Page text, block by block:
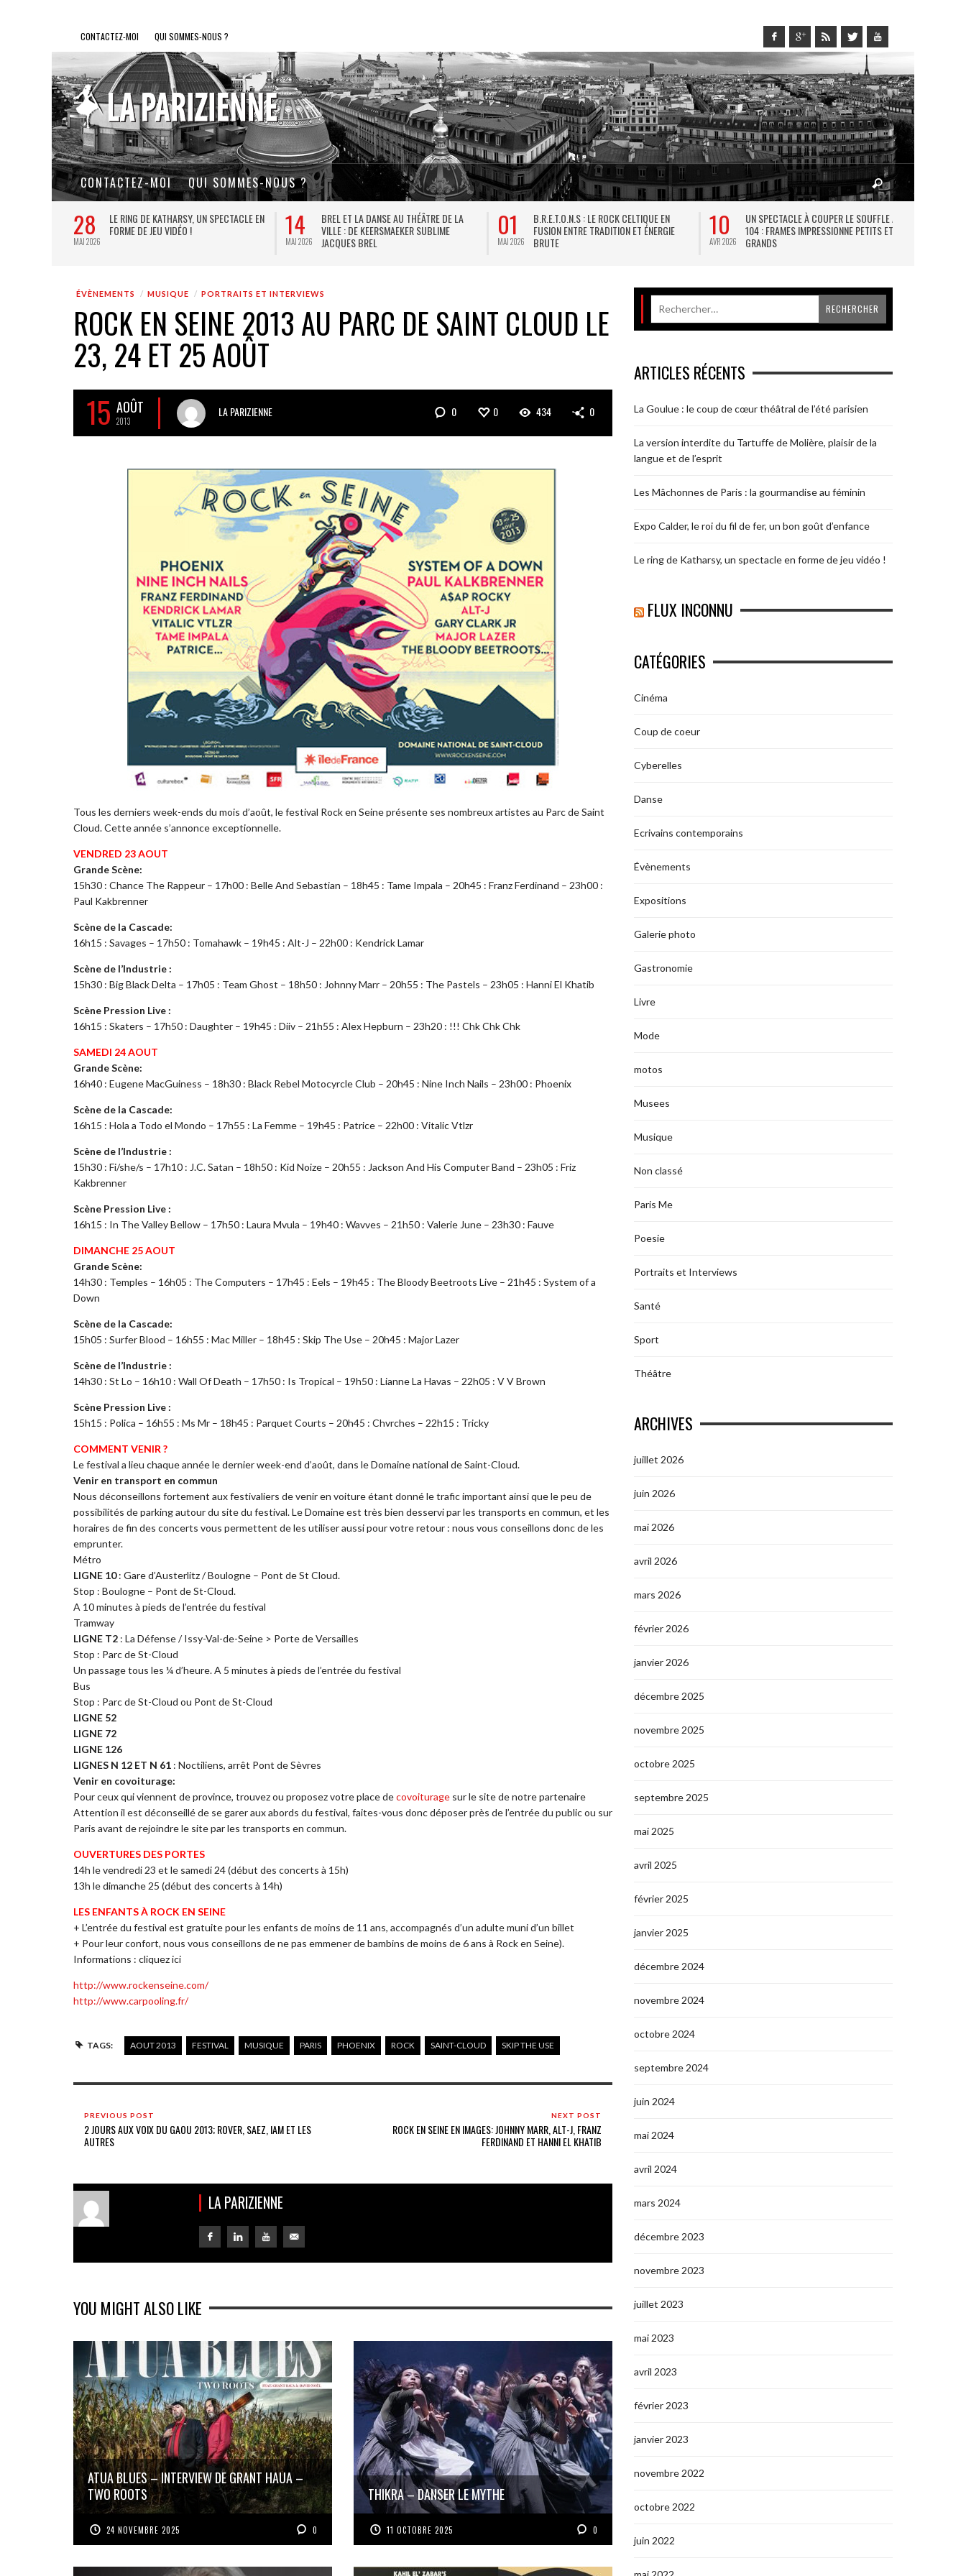
CONTACTEZ-MOI QUI SOMMES-NOUS ?
CONTACTEZ-MOI QUI SOMMES-NOUS ?
28
MAI 2026
LE RING DE KATHARSY, UN SPECTACLE EN
FORME DE JEU VIDÉO !
14
MAI 2026
BREL ET LA DANSE AU THÉÂTRE DE LA
VILLE : DE KEERSMAEKER SUBLIME
JACQUES BREL
01
MAI 2026
B.R.E.T.O.N.S : LE ROCK CELTIQUE EN
FUSION ENTRE TRADITION ET ÉNERGIE
BRUTE
10
AVR 2026
UN SPECTACLE À COUPER LE SOUFFLE AU
104 : FRAMES IMPRESSIONNE PETITS ET
GRANDS
ÉVÈNEMENTS MUSIQUE PORTRAITS ET INTERVIEWS
ROCK EN SEINE 2013 AU PARC DE SAINT CLOUD LE
23, 24 ET 25 AOÛT
15 AOÛT
2013
LA PARIZIENNE 0 0 434 0
Tous les derniers week-ends du mois d’août, le festival Rock en Seine présente ses nombreux artistes au Parc de Saint
Cloud. Cette année s’annonce exceptionnelle.
VENDRED 23 AOUT
Grande Scène:
15h30 : Chance The Rappeur – 17h00 : Belle And Sebastian – 18h45 : Tame Impala – 20h45 : Franz Ferdinand – 23h00 :
Paul Kakbrenner
Scène de la Cascade:
16h15 : Savages – 17h50 : Tomahawk – 19h45 : Alt-J – 22h00 : Kendrick Lamar
Scène de l’Industrie :
15h30 : Big Black Delta – 17h05 : Team Ghost – 18h50 : Johnny Marr – 20h55 : The Pastels – 23h05 : Hanni El Khatib
Scène Pression Live :
16h15 : Skaters – 17h50 : Daughter – 19h45 : Diiv – 21h55 : Alex Hepburn – 23h20 : !!! Chk Chk Chk
SAMEDI 24 AOUT
Grande Scène:
16h40 : Eugene MacGuiness – 18h30 : Black Rebel Motocyrcle Club – 20h45 : Nine Inch Nails – 23h00 : Phoenix
Scène de la Cascade:
16h15 : Hola a Todo el Mondo – 17h55 : La Femme – 19h45 : Patrice – 22h00 : Vitalic Vtlzr
Scène de l’Industrie :
15h30 : Fi/she/s – 17h10 : J.C. Satan – 18h50 : Kid Noize – 20h55 : Jackson And His Computer Band – 23h05 : Friz
Kakbrenner
Scène Pression Live :
16h15 : In The Valley Bellow – 17h50 : Laura Mvula – 19h40 : Wavves – 21h50 : Valerie June – 23h30 : Fauve
DIMANCHE 25 AOUT
Grande Scène:
14h30 : Temples – 16h05 : The Computers – 17h45 : Eels – 19h45 : The Bloody Beetroots Live – 21h45 : System of a
Down
Scène de la Cascade:
15h05 : Surfer Blood – 16h55 : Mac Miller – 18h45 : Skip The Use – 20h45 : Major Lazer
Scène de l’Industrie :
14h30 : St Lo – 16h10 : Wall Of Death – 17h50 : Is Tropical – 19h50 : Lianne La Havas – 22h05 : V V Brown
Scène Pression Live :
15h15 : Polica – 16h55 : Ms Mr – 18h45 : Parquet Courts – 20h45 : Chvrches – 22h15 : Tricky
COMMENT VENIR ?
Le festival a lieu chaque année le dernier week-end d’août, dans le Domaine national de Saint-Cloud.
Venir en transport en commun
Nous déconseillons fortement aux festivaliers de venir en voiture étant donné le trafic important ainsi que le peu de
possibilités de parking autour du site du festival. Le Domaine est très bien desservi par les transports en commun, et les
horaires de fin des concerts vous permettent de les utiliser aussi pour votre retour : nous vous conseillons donc de les
emprunter.
Métro
LIGNE 10: Gare d’Austerlitz / Boulogne – Pont de St Cloud.
Stop : Boulogne – Pont de St-Cloud.
A 10 minutes à pieds de l’entrée du festival
Tramway
LIGNE T2 : La Défense / Issy-Val-de-Seine > Porte de Versailles
Stop : Parc de St-Cloud
Un passage tous les ¼ d’heure. A 5 minutes à pieds de l’entrée du festival
Bus
Stop : Parc de St-Cloud ou Pont de St-Cloud
LIGNE 52
LIGNE 72
LIGNE 126
LIGNES N 12 ET N 61 : Noctiliens, arrêt Pont de Sèvres
Venir en covoiturage:
Pour ceux qui viennent de province, trouvez ou proposez votre place decovoiturage sur le site de notre partenaire
Attention il est déconseillé de se garer aux abords du festival, faites-vous donc déposer près de l’entrée du public ou sur
Paris avant de rejoindre le site par les transports en commun.
OUVERTURES DES PORTES
14h le vendredi 23 et le samedi 24 (début des concerts à 15h)
13h le dimanche 25 (début des concerts à 14h)
LES ENFANTS À ROCK EN SEINE
+ L’entrée du festival est gratuite pour les enfants de moins de 11 ans, accompagnés d’un adulte muni d’un billet
+ Pour leur confort, nous vous conseillons de ne pas emmener de bambins de moins de 6 ans à Rock en Seine).
Informations : cliquez ici
http://www.rockenseine.com/
http://www.carpooling.fr/
TAGS: AOUT 2013 FESTIVAL MUSIQUE PARIS PHOENIX ROCK SAINT-CLOUD SKIP THE USE
PREVIOUS POST
2 JOURS AUX VOIX DU GAOU 2013; ROVER, SAEZ, IAM ET LES
AUTRES
NEXT POST
ROCK EN SEINE EN IMAGES: JOHNNY MARR, ALT-J, FRANZ
FERDINAND ET HANNI EL KHATIB
LA PARIZIENNE
YOU MIGHT ALSO LIKE
ATUA BLUES – INTERVIEW DE GRANT HAUA –
TWO ROOTS
24 NOVEMBRE 2025 0
THIKRA – DANSER LE MYTHE
11 OCTOBRE 2025 0
ARTICLES RÉCENTS
La Goulue : le coup de cœur théâtral de l’été parisien
La version interdite du Tartuffe de Molière, plaisir de la
langue et de l’esprit
Les Mâchonnes de Paris : la gourmandise au féminin
Expo Calder, le roi du fil de fer, un bon goût d’enfance
Le ring de Katharsy, un spectacle en forme de jeu vidéo !
FLUX INCONNU
CATÉGORIES
Cinéma
Coup de coeur
Cyberelles
Danse
Ecrivains contemporains
Évènements
Expositions
Galerie photo
Gastronomie
Livre
Mode
motos
Musees
Musique
Non classé
Paris Me
Poesie
Portraits et Interviews
Santé
Sport
Théâtre
ARCHIVES
juillet 2026
juin 2026
mai 2026
avril 2026
mars 2026
février 2026
janvier 2026
décembre 2025
novembre 2025
octobre 2025
septembre 2025
mai 2025
avril 2025
février 2025
janvier 2025
décembre 2024
novembre 2024
octobre 2024
septembre 2024
juin 2024
mai 2024
avril 2024
mars 2024
décembre 2023
novembre 2023
juillet 2023
mai 2023
avril 2023
février 2023
janvier 2023
novembre 2022
octobre 2022
juin 2022